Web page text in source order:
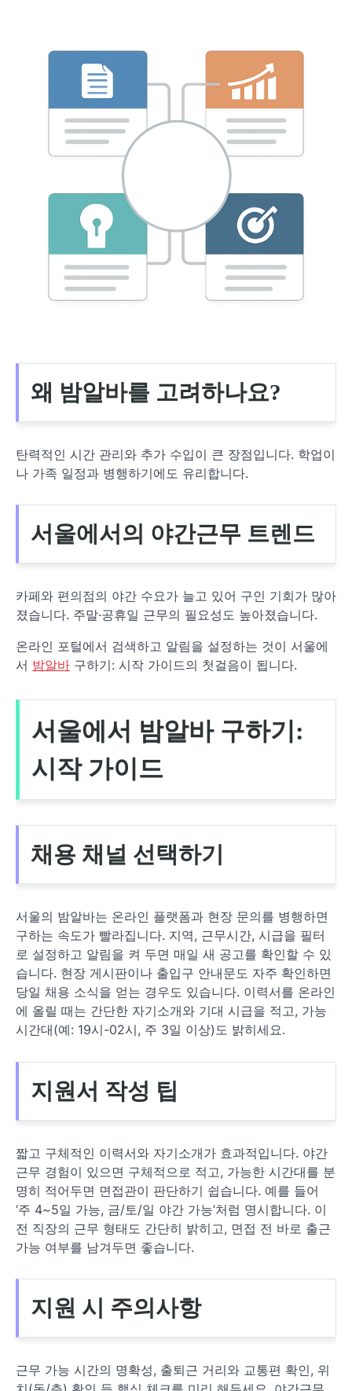
왜 밤알바를 고려하나요?
탄력적인 시간 관리와 추가 수입이 큰 장점입니다. 학업이
나 가족 일정과 병행하기에도 유리합니다.
서울에서의 야간근무 트렌드
카페와 편의점의 야간 수요가 늘고 있어 구인 기회가 많아
졌습니다. 주말·공휴일 근무의 필요성도 높아졌습니다.
온라인 포털에서 검색하고 알림을 설정하는 것이 서울에
서 밤알바 구하기: 시작 가이드의 첫걸음이 됩니다.
서울에서 밤알바 구하기:
시작 가이드
채용 채널 선택하기
서울의 밤알바는 온라인 플랫폼과 현장 문의를 병행하면
구하는 속도가 빨라집니다. 지역, 근무시간, 시급을 필터
로 설정하고 알림을 켜 두면 매일 새 공고를 확인할 수 있
습니다. 현장 게시판이나 출입구 안내문도 자주 확인하면
당일 채용 소식을 얻는 경우도 있습니다. 이력서를 온라인
에 올릴 때는 간단한 자기소개와 기대 시급을 적고, 가능
시간대(예: 19시-02시, 주 3일 이상)도 밝히세요.
지원서 작성 팁
짧고 구체적인 이력서와 자기소개가 효과적입니다. 야간
근무 경험이 있으면 구체적으로 적고, 가능한 시간대를 분
명히 적어두면 면접관이 판단하기 쉽습니다. 예를 들어
‘주 4~5일 가능, 금/토/일 야간 가능’처럼 명시합니다. 이
전 직장의 근무 형태도 간단히 밝히고, 면접 전 바로 출근
가능 여부를 남겨두면 좋습니다.
지원 시 주의사항
근무 가능 시간의 명확성, 출퇴근 거리와 교통편 확인, 위